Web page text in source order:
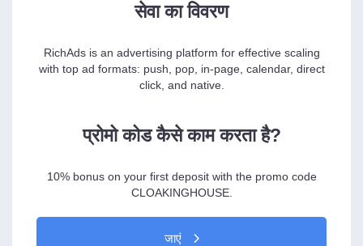
सेवा का विवरण
RichAds is an advertising platform for effective scaling
with top ad formats: push, pop, in-page, calendar, direct
click, and native.
प्रोमो कोड कैसे काम करता है?
10% bonus on your first deposit with the promo code
CLOAKINGHOUSE.
जाएं